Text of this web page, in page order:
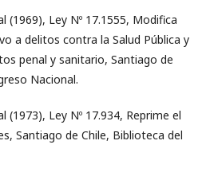
(1969), Ley Nº 17.1555, Modifica
a delitos contra la Salud Pública y
penal y sanitario, Santiago de
Nacional.
(1973), Ley Nº 17.934, Reprime el
Santiago de Chile, Biblioteca del